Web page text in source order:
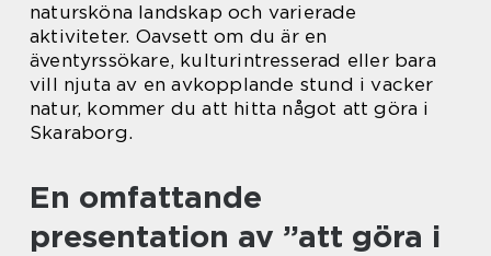
natursköna landskap och varierade
aktiviteter. Oavsett om du är en
äventyrssökare, kulturintresserad eller bara
vill njuta av en avkopplande stund i vacker
natur, kommer du att hitta något att göra i
Skaraborg.
En omfattande
presentation av ”att göra i